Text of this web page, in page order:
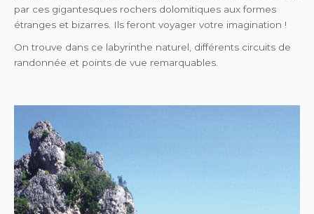
par ces gigantesques rochers dolomitiques aux formes
étranges et bizarres. Ils feront voyager votre imagination !
On trouve dans ce labyrinthe naturel, différents circuits de
randonnée et points de vue remarquables.